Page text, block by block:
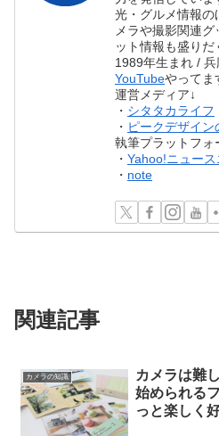
光・グルメ情報の
メラや撮影関連
ット情報も盛りだ
1989年生まれ /
YouTubeやってま
運営メディア↓
・ シタタカライフ
・ ピークデザイン
執筆プラットフォ
・Yahoo!ニュース
・ note
関連記事
カメラの知識
カメラは難
始められる
っと楽しく